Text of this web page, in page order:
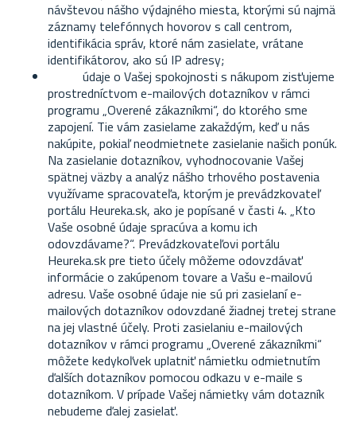
návštevou nášho výdajného miesta, ktorými sú najmä
záznamy telefónnych hovorov s call centrom,
identifikácia správ, ktoré nám zasielate, vrátane
identifikátorov, ako sú IP adresy;
údaje o Vašej spokojnosti s nákupom zisťujeme
prostredníctvom e-mailových dotazníkov v rámci
programu „Overené zákazníkmi“, do ktorého sme
zapojení. Tie vám zasielame zakaždým, keď u nás
nakúpite, pokiaľ neodmietnete zasielanie našich ponúk.
Na zasielanie dotazníkov, vyhodnocovanie Vašej
spätnej väzby a analýz nášho trhového postavenia
využívame spracovateľa, ktorým je prevádzkovateľ
portálu Heureka.sk, ako je popísané v časti 4. „Kto
Vaše osobné údaje spracúva a komu ich
odovzdávame?“. Prevádzkovateľovi portálu
Heureka.sk pre tieto účely môžeme odovzdávať
informácie o zakúpenom tovare a Vašu e-mailovú
adresu. Vaše osobné údaje nie sú pri zasielaní e-
mailových dotazníkov odovzdané žiadnej tretej strane
na jej vlastné účely. Proti zasielaniu e-mailových
dotazníkov v rámci programu „Overené zákazníkmi“
môžete kedykoľvek uplatniť námietku odmietnutím
ďalších dotazníkov pomocou odkazu v e-maile s
dotazníkom. V prípade Vašej námietky vám dotazník
nebudeme ďalej zasielať.